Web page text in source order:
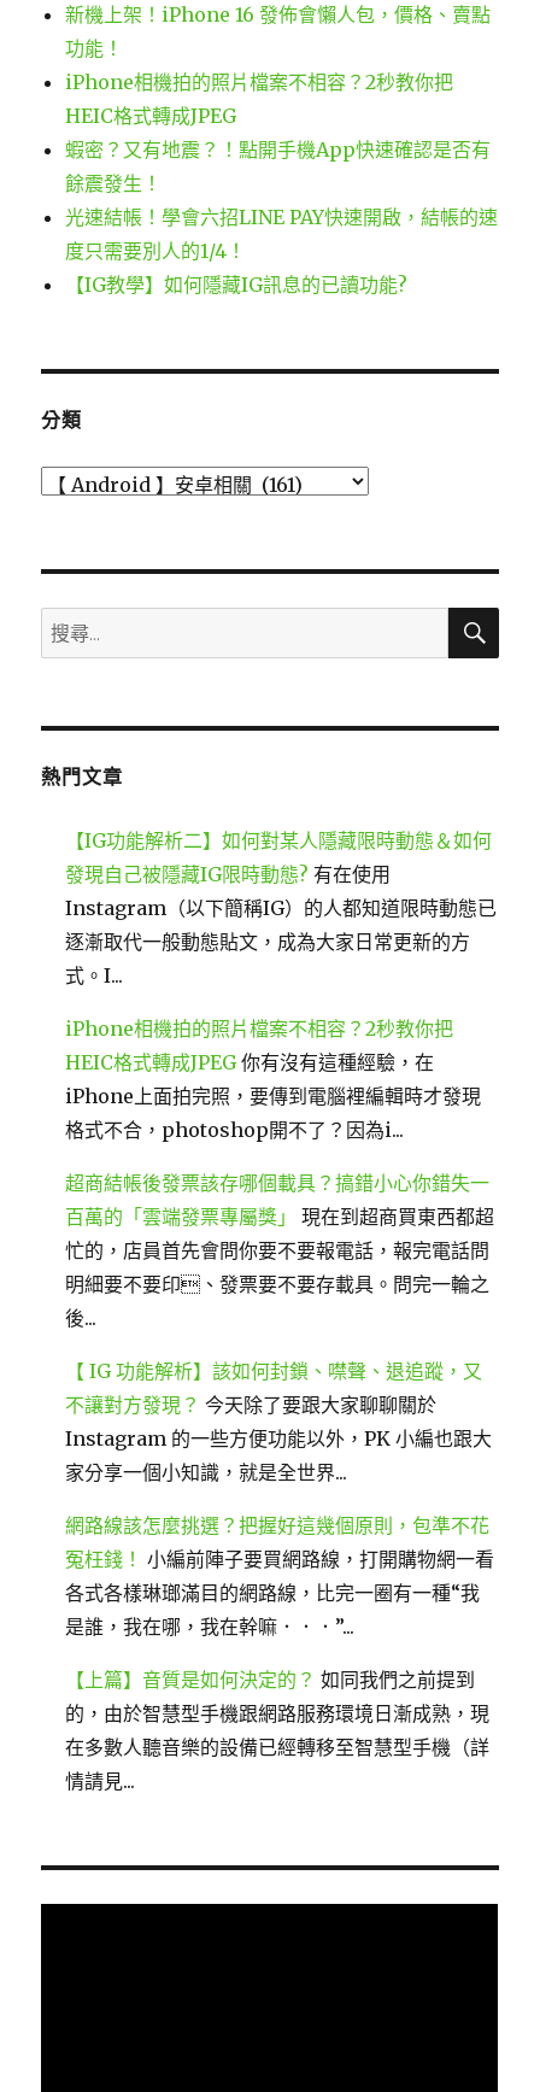
新機上架！iPhone 16 發佈會懶人包，價格、賣點
功能！
iPhone相機拍的照片檔案不相容？2秒教你把
HEIC格式轉成JPEG
蝦密？又有地震？！點開手機App快速確認是否有
餘震發生！
光速結帳！學會六招LINE PAY快速開啟，結帳的速
度只需要別人的1/4！
【IG教學】如何隱藏IG訊息的已讀功能?
分類
分
搜
尋
鍵
搜
熱門文章
【IG功能解析二】如何對某人隱藏限時動態＆如何
發現自己被隱藏IG限時動態? 有在使用
Instagram（以下簡稱IG）的人都知道限時動態已
逐漸取代一般動態貼文，成為大家日常更新的方
式。I...
iPhone相機拍的照片檔案不相容？2秒教你把
HEIC格式轉成JPEG 你有沒有這種經驗，在
iPhone上面拍完照，要傳到電腦裡編輯時才發現
格式不合，photoshop開不了？因為i...
超商結帳後發票該存哪個載具？搞錯小心你錯失一
百萬的「雲端發票專屬獎」
現在到超商買東西都超
忙的，店員首先會問你要不要報電話，報完電話問
明細要不要印、發票要不要存載具。問完一輪之
後...
【 IG 功能解析】該如何封鎖、噤聲、退追蹤，又
不讓對方發現？ 今天除了要跟大家聊聊關於
Instagram 的一些方便功能以外，PK 小編也跟大
家分享一個小知識，就是全世界...
網路線該怎麼挑選？把握好這幾個原則，包準不花
冤枉錢！ 小編前陣子要買網路線，打開購物網一看
各式各樣琳瑯滿目的網路線，比完一圈有一種“我
是誰，我在哪，我在幹嘛．．．”...
【上篇】音質是如何決定的？ 如同我們之前提到
的，由於智慧型手機跟網路服務環境日漸成熟，現
在多數人聽音樂的設備已經轉移至智慧型手機（詳
情請見...